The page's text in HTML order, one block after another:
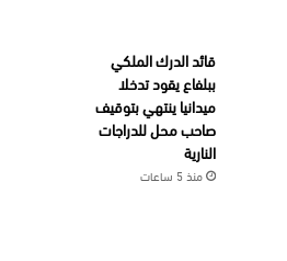
قائد الدرك الملكي
ببلفاع يقود تدخلا
ميدانيا ينتهي بتوقيف
صاحب محل للدراجات
النارية
منذ 5 ساعات